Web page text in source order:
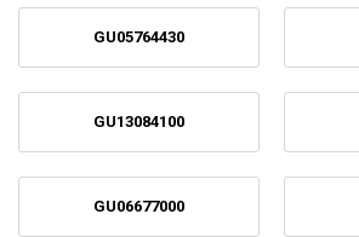
GU05764430
GU13084100
GU06677000